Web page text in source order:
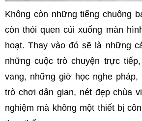
Không còn những tiếng chuông
còn thói quen cúi xuống màn
hoạt. Thay vào đó sẽ là những
những cuộc trò chuyện trực
vang, những giờ học nghe pháp,
trò chơi dân gian, nét đẹp chùa
nghiệm mà không một thiết bị